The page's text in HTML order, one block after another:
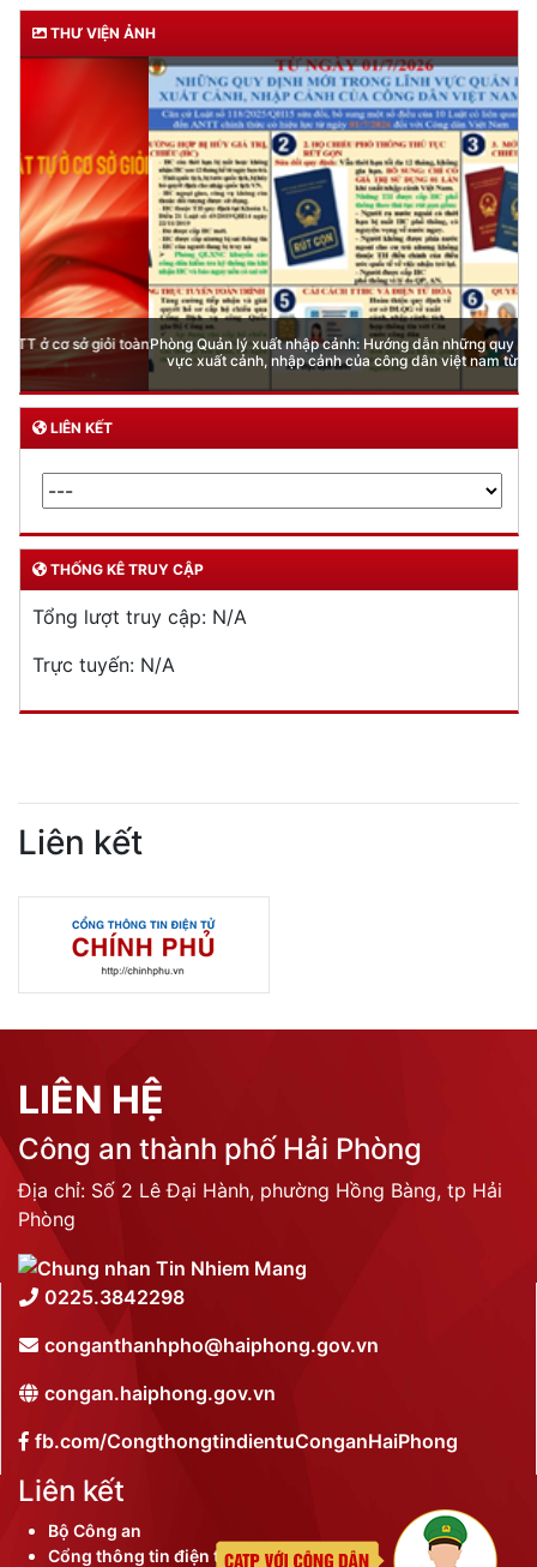
THƯ VIỆN ẢNH
Phòng Quản lý xuất nhập cảnh: Hướng dẫn những quy định mới trong lĩnh
vực xuất cảnh, nhập cảnh của công dân việt nam từ ngày 01/7/2026
LIÊN KẾT
THỐNG KÊ TRUY CẬP
Tổng lượt truy cập: N/A
Trực tuyến: N/A
Liên kết
LIÊN HỆ
Công an thành phố Hải Phòng
Địa chỉ: Số 2 Lê Đại Hành, phường Hồng Bàng, tp Hải
Phòng
0225.3842298
conganthanhpho@haiphong.gov.vn
congan.haiphong.gov.vn
fb.com/CongthongtindientuConganHaiPhong
Liên kết
Bộ Công an
Cổng thông tin điện tử thành phố